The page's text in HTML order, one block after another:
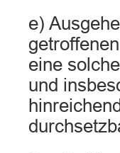
e)
eine
und